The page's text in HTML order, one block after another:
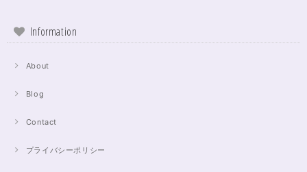
Information
About
Blog
Contact
プライバシーポリシー